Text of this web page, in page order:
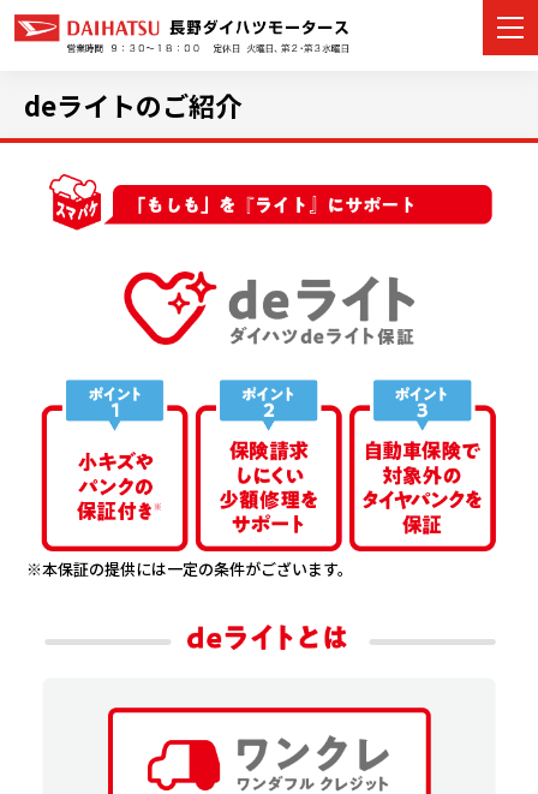
カーラインナップ
店舗情報
ご購入者サポート
アフターサポート
会社情報
deライトのご紹介
※本保証の提供には一定の条件がございます。